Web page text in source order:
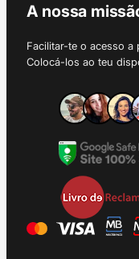
A nossa
Facilitar-te o acesso
Colocá-los ao teu